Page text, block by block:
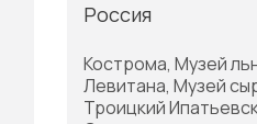
Россия
Кострома, Музей
Левитана, Музей
Троицкий